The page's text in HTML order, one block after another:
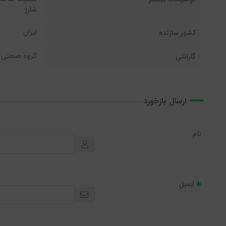
شارژ
کشور سازنده ایران
گارانتی گروه صنعتی
ارسال بازخورد
نام
ایمیل